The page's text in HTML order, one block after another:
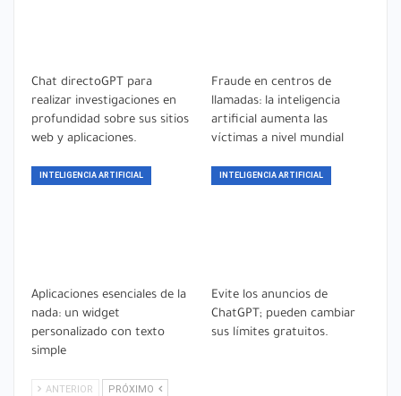
Chat directoGPT para
realizar investigaciones en
profundidad sobre sus sitios
web y aplicaciones.
Fraude en centros de
llamadas: la inteligencia
artificial aumenta las
víctimas a nivel mundial
INTELIGENCIA ARTIFICIAL
Aplicaciones esenciales de la
nada: un widget
personalizado con texto
simple
INTELIGENCIA ARTIFICIAL
Evite los anuncios de
ChatGPT; pueden cambiar
sus límites gratuitos.
ANTERIOR PRÓXIMO